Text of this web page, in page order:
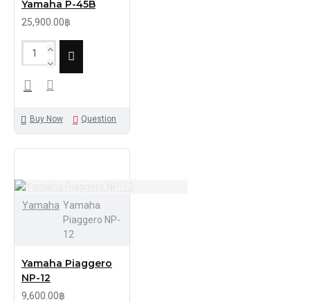
Yamaha P-45B
25,900.00฿
Buy Now Question
Yamaha Yamaha
Piaggero NP-
12
Yamaha Piaggero
NP-12
9,600.00฿